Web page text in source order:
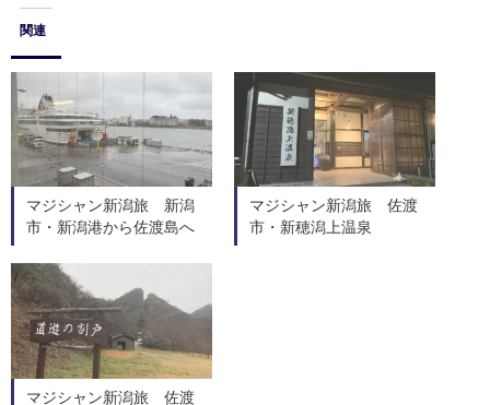
関連
マジシャン新潟旅 新潟
市・新潟港から佐渡島へ
マジシャン新潟旅 佐渡
市・新穂潟上温泉
マジシャン新潟旅 佐渡